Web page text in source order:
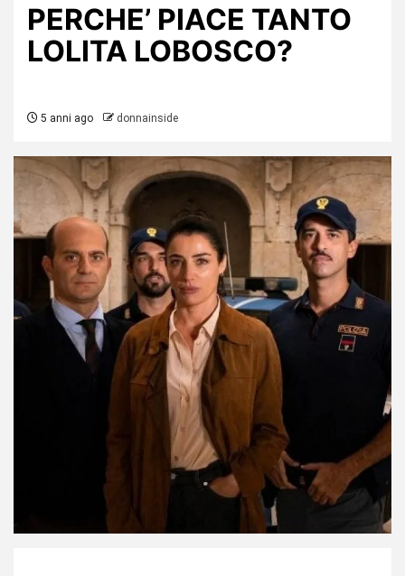
PERCHE’ PIACE TANTO
LOLITA LOBOSCO?
5 anni ago donnainside